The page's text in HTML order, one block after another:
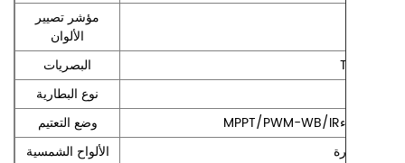
‏مؤشر تصيير
الألوان‏
‏البصريات‏
‏نوع البطارية‏
‏وضع التعتيم‏
‏الألواح الشمسية‏
البلورة‏